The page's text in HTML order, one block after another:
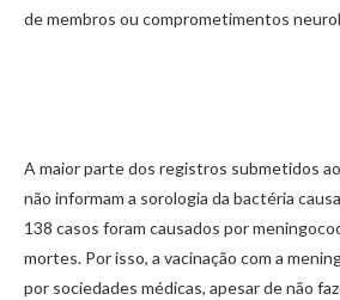
de membros ou comprometimentos
A maior parte dos registros submetidos
não informam a sorologia da bactéria
138 casos foram causados por
mortes. Por isso, a vacinação com a
por sociedades médicas, apesar de não